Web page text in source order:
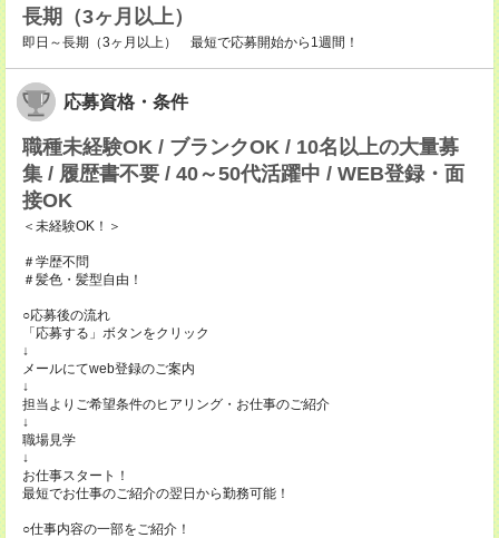
長期（3ヶ月以上）
即日～長期（3ヶ月以上） 最短で応募開始から1週間！
応募資格・条件
職種未経験OK / ブランクOK / 10名以上の大量募
集 / 履歴書不要 / 40～50代活躍中 / WEB登録・面
接OK
＜未経験OK！＞
＃学歴不問
＃髪色・髪型自由！
○応募後の流れ
「応募する」ボタンをクリック
↓
メールにてweb登録のご案内
↓
担当よりご希望条件のヒアリング・お仕事のご紹介
↓
職場見学
↓
お仕事スタート！
最短でお仕事のご紹介の翌日から勤務可能！
○仕事内容の一部をご紹介！